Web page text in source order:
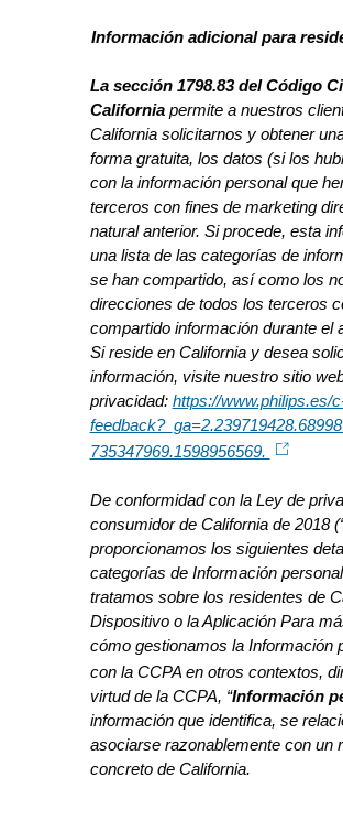
Información adicional para
La sección 1798.83 del Código
Californiapermite a nuestros
California solicitarnos y obtener
forma gratuita, los datos (si los
con la información personal que
terceros con fines de marketing
natural anterior. Si procede, esta
una lista de las categorías de
se han compartido, así como los
direcciones de todos los terceros
compartido información durante el
Si reside en California y desea
información, visite nuestro sitio
privacidad: https://www.philips.es/
735347969.1598956569.
De conformidad con la Ley de
consumidor de California de 2018
proporcionamos los siguientes
categorías de Información
tratamos sobre los residentes de
Dispositivo o la Aplicación Para
cómo gestionamos la Información
con la CCPA en otros contextos,
virtud de la CCPA, “Información
información que identifica, se
asociarse razonablemente con un
concreto de California.